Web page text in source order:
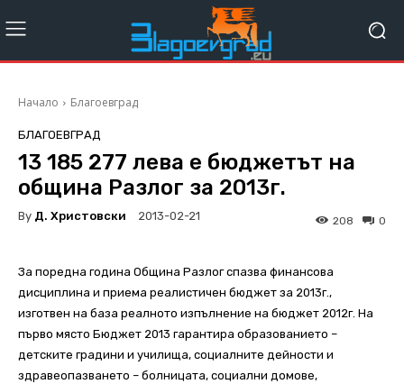
Начало Благоевград
БЛАГОЕВГРАД
13 185 277 лева е бюджетът на
община Разлог за 2013г.
By Д. Христовски 2013-02-21 0
208
За поредна година Община Разлог спазва финансова
дисциплина и приема реалистичен бюджет за 2013г.,
изготвен на база реалното изпълнение на бюджет 2012г. На
първо място Бюджет 2013 гарантира образованието –
детските градини и училища, социалните дейности и
здравеопазването – болницата, социални домове,